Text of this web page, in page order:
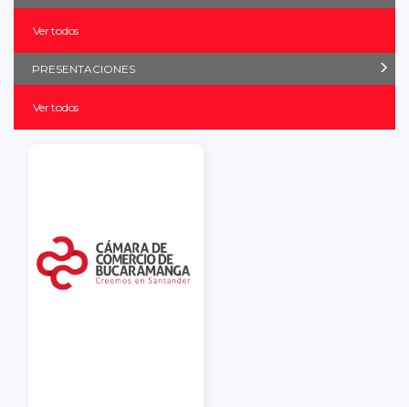
Ver todos
PRESENTACIONES
Ver todos